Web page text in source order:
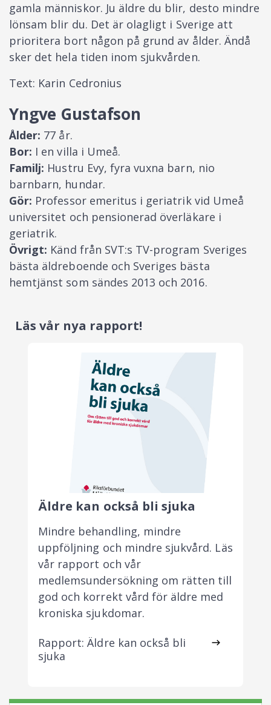
gamla människor. Ju äldre du blir, desto mindre
lönsam blir du. Det är olagligt i Sverige att
prioritera bort någon på grund av ålder. Ändå
sker det hela tiden inom sjukvården.
Text: Karin Cedronius
Yngve Gustafson
Ålder: 77 år.
Bor: I en villa i Umeå.
Familj: Hustru Evy, fyra vuxna barn, nio
barnbarn, hundar.
Gör: Professor emeritus i geriatrik vid Umeå
universitet och pensionerad överläkare i
geriatrik.
Övrigt: Känd från SVT:s TV-program Sveriges
bästa äldreboende och Sveriges bästa
hemtjänst som sändes 2013 och 2016.
Läs vår nya rapport!
Äldre kan också bli sjuka
Mindre behandling, mindre
uppföljning och mindre sjukvård. Läs
vår rapport och vår
medlemsundersökning om rätten till
god och korrekt vård för äldre med
kroniska sjukdomar.
Rapport: Äldre kan också bli
sjuka